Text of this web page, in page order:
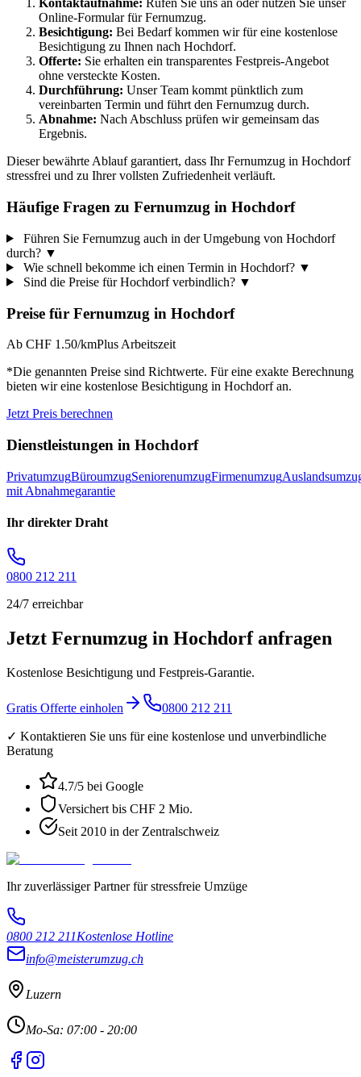
Kontaktaufnahme: Rufen Sie uns an oder nutzen Sie unser
Online-Formular für Fernumzug.
Besichtigung: Bei Bedarf kommen wir für eine kostenlose
Besichtigung zu Ihnen nach Hochdorf.
Offerte: Sie erhalten ein transparentes Festpreis-Angebot
ohne versteckte Kosten.
Durchführung: Unser Team kommt pünktlich zum
vereinbarten Termin und führt den Fernumzug durch.
Abnahme: Nach Abschluss prüfen wir gemeinsam das
Ergebnis.
Dieser bewährte Ablauf garantiert, dass Ihr Fernumzug in Hochdorf
stressfrei und zu Ihrer vollsten Zufriedenheit verläuft.
Häufige Fragen zu Fernumzug in Hochdorf
Führen Sie Fernumzug auch in der Umgebung von Hochdorf
durch? ▼
Wie schnell bekomme ich einen Termin in Hochdorf? ▼
Sind die Preise für Hochdorf verbindlich? ▼
Preise für Fernumzug in Hochdorf
Ab CHF 1.50/kmPlus Arbeitszeit
*Die genannten Preise sind Richtwerte. Für eine exakte Berechnung
bieten wir eine kostenlose Besichtigung in Hochdorfan.
Jetzt Preis berechnen
Dienstleistungen in Hochdorf
PrivatumzugBüroumzugSeniorenumzugFirmenumzug
mit Abnahmegarantie
Ihr direkter Draht
0800 212 211
24/7 erreichbar
Jetzt Fernumzug in Hochdorf anfragen
Kostenlose Besichtigung und Festpreis-Garantie.
Gratis Offerte einholen 0800 212 211
✓ Kontaktieren Sie uns für eine kostenlose und unverbindliche
Beratung
4.7/5 bei Google
Versichert bis CHF 2 Mio.
Seit 2010 in der Zentralschweiz
Ihr zuverlässiger Partner für stressfreie Umzüge
0800 212 211Kostenlose Hotline
info@meisterumzug.ch
Luzern
Mo-Sa: 07:00 - 20:00